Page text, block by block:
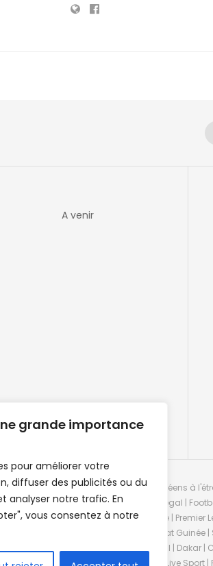
grande importance
pour améliorer votre
diffuser des publicités ou du
analyser notre trafic. En
vous consentez à notre
A venir
football en Guinée | Footballeurs guinéens à
de football | Mercato | Lions du Sénégal |
en direct | But | Actualité au Guinée | Premier
Guinee | Match Guinee | Championnat Guinée
| Senegal Equipe | Guinée | Le Senegal |
| Boxe | Sénégal Dakar | La Guinée | Live